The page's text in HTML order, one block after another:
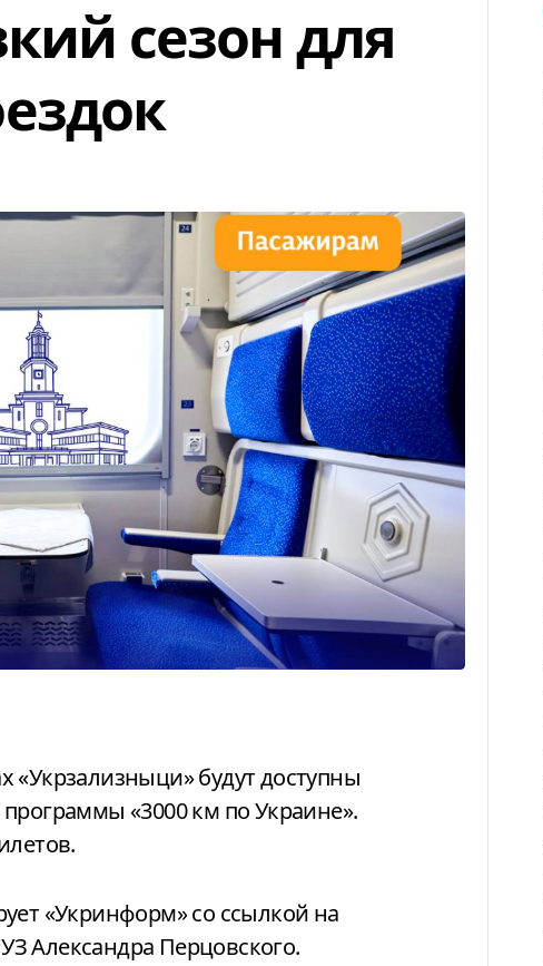
сезон для
«3000 км по Украине».
«Укринформ» со ссылкой на
Александра Перцовского.